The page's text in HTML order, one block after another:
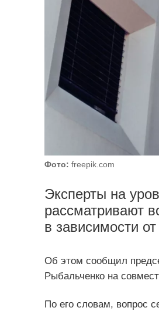
Фото: freepik.com
Эксперты на
рассматривают
в зависимости
Об этом сообщил
Рыбальченко на
По его словам, вопрос